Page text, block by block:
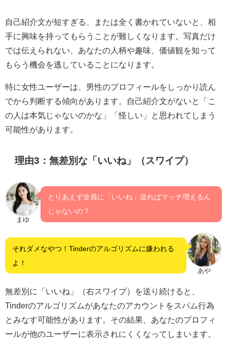
自己紹介文が短すぎる、または全く書かれていないと、相
手に興味を持ってもらうことが難しくなります。写真だけ
では伝えられない、あなたの人柄や趣味、価値観を知って
もらう機会を逃していることになります。
特に女性ユーザーは、男性のプロフィールをしっかり読ん
でから判断する傾向があります。自己紹介文がないと「こ
の人は本気じゃないのかな」「怪しい」と思われてしまう
可能性があります。
理由3：無差別な「いいね」（スワイプ）
まゆ
とりあえず全員に「いいね」送ればマッチ増えるん
じゃないの？
あや
それダメなやつ！Tinderのアルゴリズムに嫌われる
よ！
無差別に「いいね」（右スワイプ）を送り続けると、
Tinderのアルゴリズムがあなたのアカウントをスパム行為
とみなす可能性があります。その結果、あなたのプロフィ
ールが他のユーザーに表示されにくくなってしまいます。